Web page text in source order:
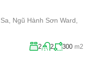
Ngũ Hành Sơn Ward,
2 2 300 m2